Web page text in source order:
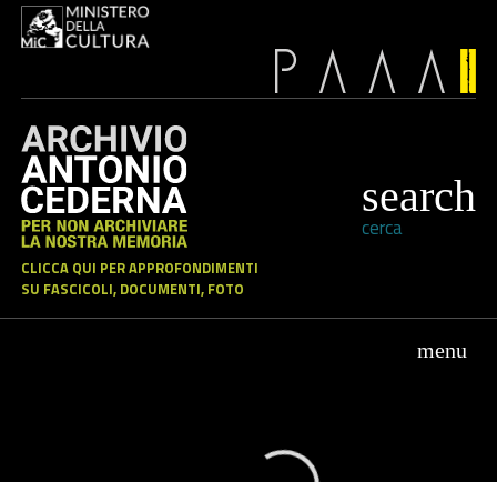
CLICCA QUI PER APPROFONDIMENTI
SU FASCICOLI, DOCUMENTI, FOTO
cerca